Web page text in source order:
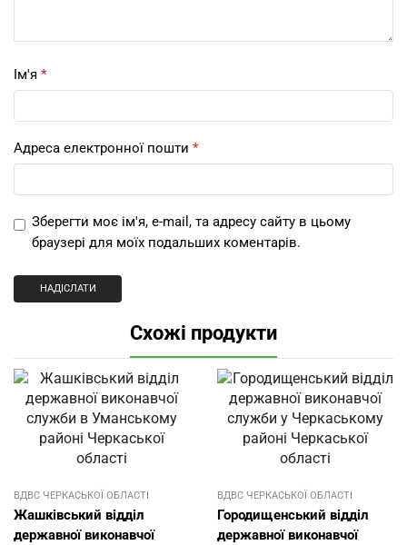
Ім'я *
Адреса електронної пошти *
Зберегти моє ім'я, e-mail, та адресу сайту в цьому
браузері для моїх подальших коментарів.
Схожі продукти
ВДВС ЧЕРКАСЬКОЇ ОБЛАСТІ
Жашківський відділ
державної виконавчої
ВДВС ЧЕРКАСЬКОЇ ОБЛАСТІ
Городищенський відділ
державної виконавчої